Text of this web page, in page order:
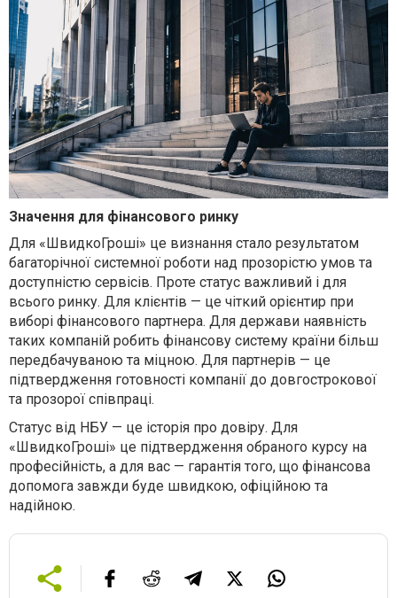
Значення для фінансового ринку
Для «ШвидкоГроші» це визнання стало результатом
багаторічної системної роботи над прозорістю умов та
доступністю сервісів. Проте статус важливий і для
всього ринку. Для клієнтів — це чіткий орієнтир при
виборі фінансового партнера. Для держави наявність
таких компаній робить фінансову систему країни більш
передбачуваною та міцною. Для партнерів — це
підтвердження готовності компанії до довгострокової
та прозорої співпраці.
Статус від НБУ — це історія про довіру. Для
«ШвидкоГроші» це підтвердження обраного курсу на
професійність, а для вас — гарантія того, що фінансова
допомога завжди буде швидкою, офіційною та
надійною.